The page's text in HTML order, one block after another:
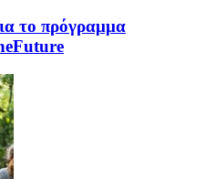
το πρόγραμμα